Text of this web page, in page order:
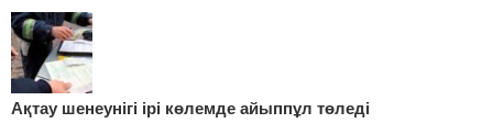
Ақтау шенеунігі ірі көлемде айыппұл төледі